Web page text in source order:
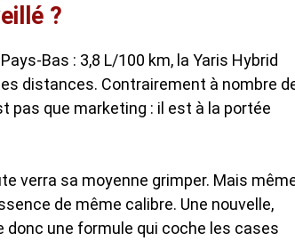
?
Bas : 3,8 L/100 km, la Yaris Hybrid
distances. Contrairement à nombre
pas que marketing : il est à la portée
verra sa moyenne grimper. Mais
de même calibre. Une nouvelle,
donc une formule qui coche les cases